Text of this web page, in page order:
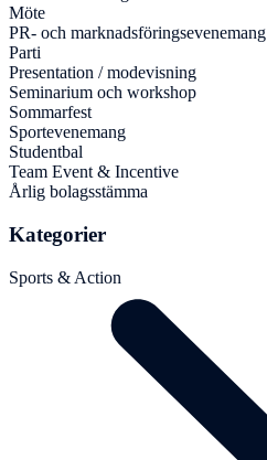
Möte
PR- och marknadsföringsevenemang
Parti
Presentation / modevisning
Seminarium och workshop
Sommarfest
Sportevenemang
Studentbal
Team Event & Incentive
Årlig bolagsstämma
Kategorier
Sports & Action